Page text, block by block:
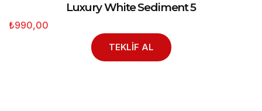
Luxury White Sediment 5
₺990,00
TEKLİF AL